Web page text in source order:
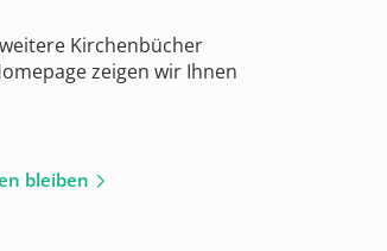
Kirchenbücher
zeigen wir Ihnen
bleiben